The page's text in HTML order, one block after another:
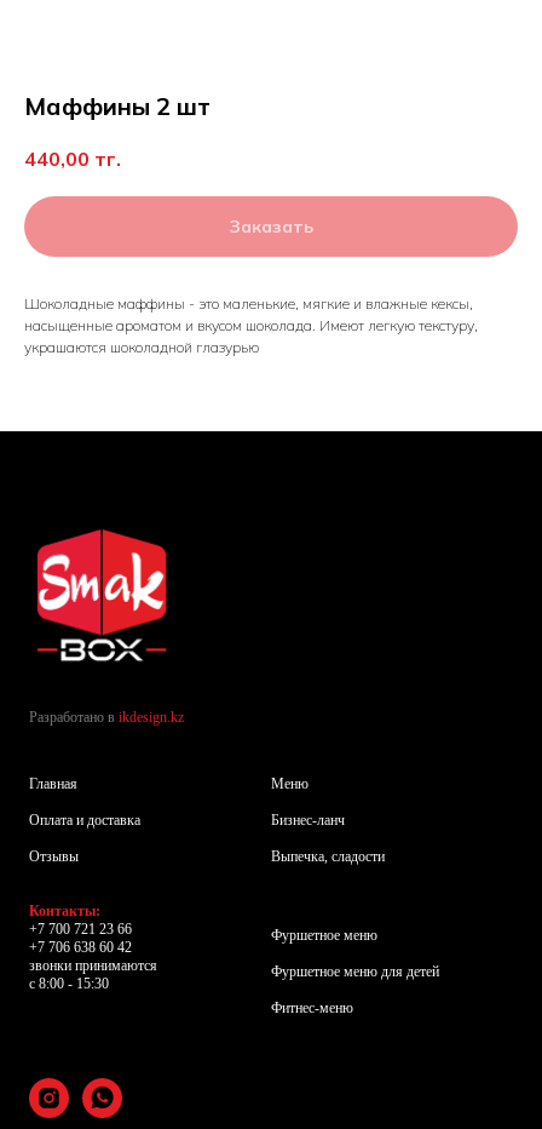
Маффины 2 шт
440,00 тг.
Заказать
Шоколадные маффины - это маленькие, мягкие и влажные кексы,
насыщенные ароматом и вкусом шоколада. Имеют легкую текстуру,
украшаются шоколадной глазурью
Разработано в ikdesign.kz
Главная
Оплата и доставка
Отзывы
Контакты:
+7 700 721 23 66
+7 706 638 60 42
звонки принимаются
с 8:00 - 15:30
Меню
Бизнес-ланч
Выпечка, сладости
Фуршетное меню
Фуршетное меню для детей
Фитнес-меню